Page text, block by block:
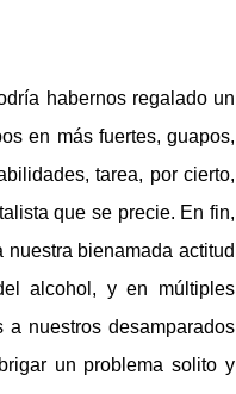
habernos regalado un
en más fuertes, guapos,
tarea, por cierto,
que se precie. En fin,
bienamada actitud
alcohol, y en múltiples
nuestros desamparados
un problema solito y